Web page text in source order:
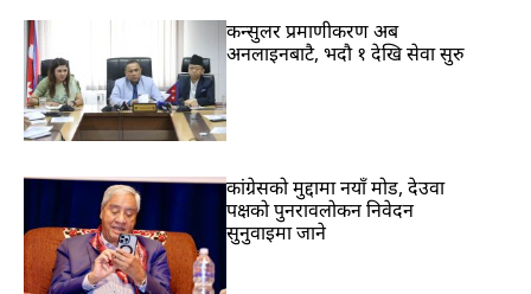
कन्सुलर प्रमाणीकरण अब
अनलाइनबाटै, भदौ १ देखि सेवा सुरु
कांग्रेसको मुद्दामा नयाँ मोड, देउवा
पक्षको पुनरावलोकन निवेदन
सुनुवाइमा जाने